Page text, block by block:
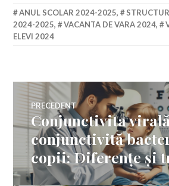
ANUL SCOLAR 2024-2025,
2024-2025, VACANTA DE VARA 2024,
ELEVI 2024
Navigare
în
articole
PRECEDENT
Articolul
anterior:
Conjunctivita
conjunctivită
copii: Diferențe și